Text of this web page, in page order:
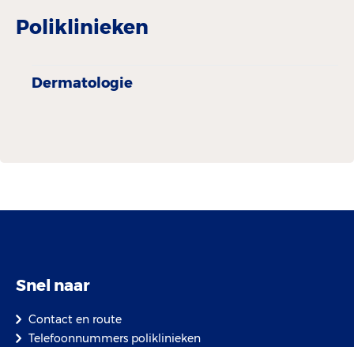
Poliklinieken
Dermatologie
Snel naar
Contact en route
Telefoonnummers poliklinieken